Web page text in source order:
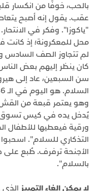
بالحب، خوفًا من انكسار
عقب. يقول إنه أصبح
"ياكوزا". وفكر في
محل للمعكرونة؛ إذ
لم تتجاوز الصف السادس
كان ينظر إليهم بعض
سن السبعين، عاد إلى
وهو يعتمر قبعة من
يُدخل يده في كيس
ورقية فيعطيها للأطفال
التذكاري للسلام".
الأجنحة ترفرف. طُبع على
بالسلام".
لا يمكن إلغاء التمييز الذي